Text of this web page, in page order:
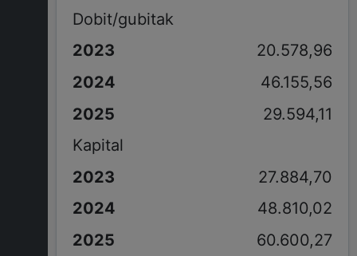
Dobit/gubitak
20.578,96
46.155,56
29.594,11
Kapital
27.884,70
48.810,02
60.600,27